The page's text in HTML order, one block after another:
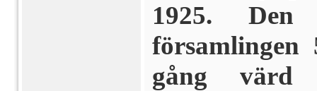
1925.
gång värd